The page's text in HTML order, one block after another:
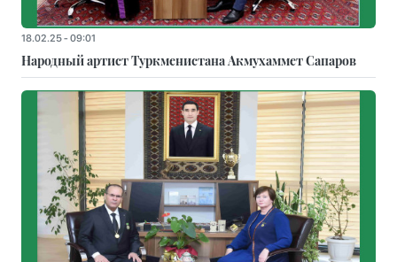
18.02.25 - 09:01
Народный артист Туркменистана Акмухаммет Сапаров